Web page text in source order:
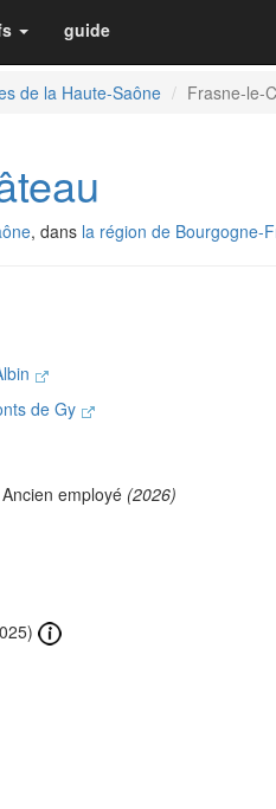
guide
de la Haute-Saône Frasne-le-
, dans la région de Bourgogne-
de Gy
employé (2026)